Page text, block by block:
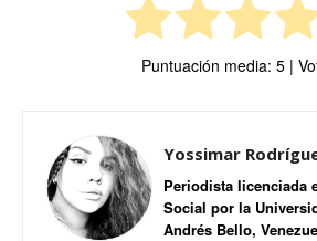
Puntuación media: 5|
Yossimar
Periodista licenciada
Social por la
Andrés Bello,